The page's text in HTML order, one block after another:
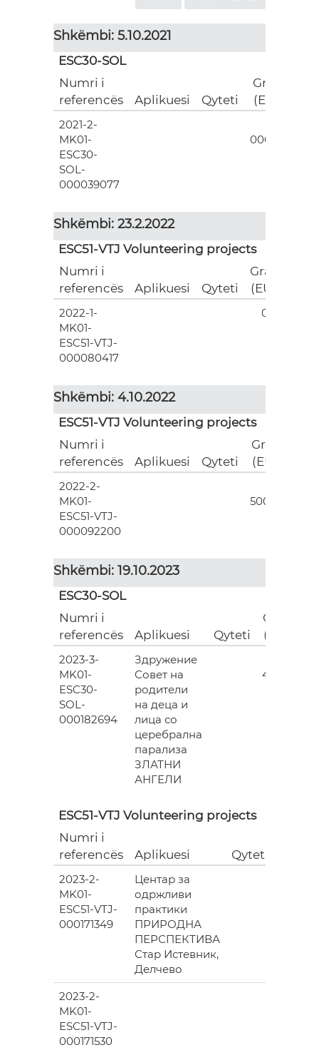
Shkëmbi: 5.10.2021
ESC30-SOL
Numri i
referencës
Aplikuesi Qyteti
Grant
(EUR)
2021-2-
MK01-
ESC30-
SOL-
000039077
000.00
Shkëmbi: 23.2.2022
ESC51-VTJ Volunteering projects
Numri i
referencës
Aplikuesi Qyteti
Grant
(EUR)
2022-1-
MK01-
ESC51-VTJ-
000080417
0.00
Shkëmbi: 4.10.2022
ESC51-VTJ Volunteering projects
Numri i
referencës
Aplikuesi Qyteti
Grant
(EUR)
2022-2-
MK01-
ESC51-VTJ-
000092200
500.00
Shkëmbi: 19.10.2023
ESC30-SOL
Numri i
referencës
Aplikuesi Qyteti
Grant
(EUR)
2023-3-
MK01-
ESC30-
SOL-
000182694
Здружение
Совет на
родители
на деца и
лица со
церебрална
парализа
ЗЛАТНИ
АНГЕЛИ
493.00
ESC51-VTJ Volunteering projects
Numri i
referencës
Aplikuesi Qyteti
2023-2-
MK01-
ESC51-VTJ-
000171349
Центар за
одржливи
практики
ПРИРОДНА
ПЕРСПЕКТИВА
Стар Истевник,
Делчево
2023-2-
MK01-
ESC51-VTJ-
000171530